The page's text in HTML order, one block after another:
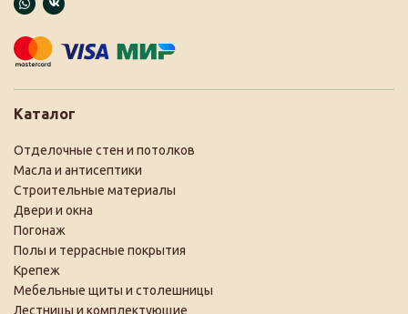
Каталог
Отделочные стен и потолков
Масла и антисептики
Строительные материалы
Двери и окна
Погонаж
Полы и террасные покрытия
Крепеж
Мебельные щиты и столешницы
Лестницы и комплектующие